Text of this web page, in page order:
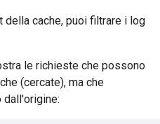
della cache, puoi filtrare i log
le richieste che possono
(cercate), ma che
dall'origine: